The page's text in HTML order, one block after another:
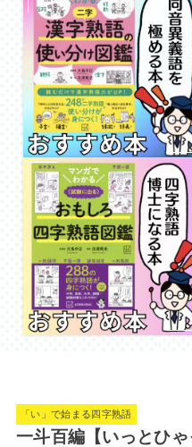
「い」で始まる四字熟語
一斗百編【いっとひ